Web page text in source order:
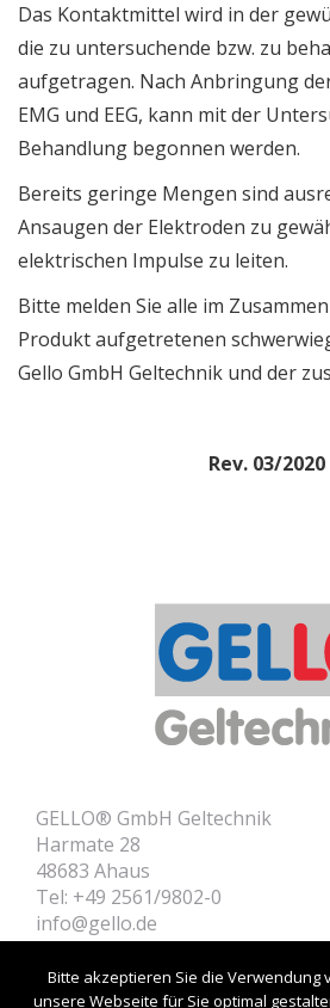
Das Kontaktmittel wird in der
die zu untersuchende bzw. zu
aufgetragen. Nach Anbringung
EMG und EEG, kann mit der
Behandlung begonnen werden.
Bereits geringe Mengen sind
Ansaugen der Elektroden zu
elektrischen Impulse zu leiten.
Bitte melden Sie alle im
Produkt aufgetretenen
Gello GmbH Geltechnik und der
Rev. 03/2020
GELLO® GmbH Geltechnik
Harmate 28
48683 Ahaus
Tel: +49 2561/9802-0
info@gello.de
Bitte akzeptieren Sie die Verwendung
unsere Webseite für Sie optimal